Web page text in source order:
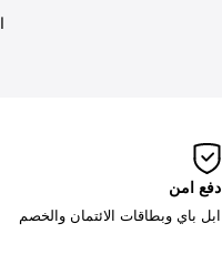
دفع امن
ابل باي وبطاقات الائتمان والخصم